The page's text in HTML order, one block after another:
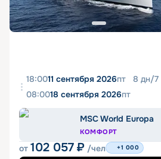
18:0011 сентября 2026пт 8 дн/7
08:0018 сентября 2026пт
MSC World Europa
КОМФОРТ
от 102 057 ₽ /чел +1 000